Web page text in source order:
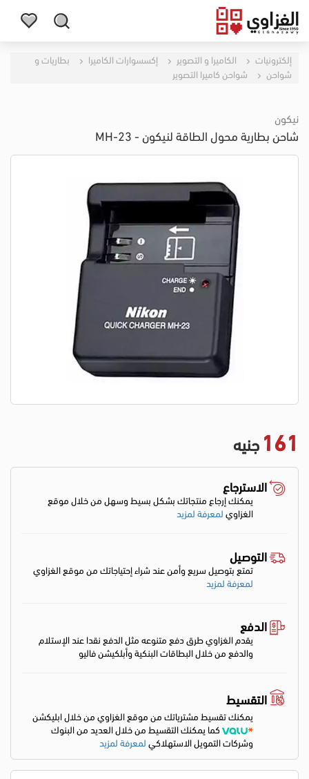
إلكترونيات الكاميرا و التصوير إكسسوارات الكاميرا
بطاريات و
شواحن
شواحن كاميرا التصوير
نيكون
شاحن بطارية محول الطاقة لنيكون - MH-23
161 جنيه
الاسترجاع
يمكنك إرجاع منتجاتك بشكل بسيط وسهل من خلال موقع
الغزاويلمعرفة لمزيد
التوصيل
تمتع بتوصيل سريع وأمن عند شراء إحتياجاتك من موقع الغزاوي
لمعرفة لمزيد
الدفع
يقدم الغزاوي طرق دفع متنوعه مثل الدفع نقدا عند الإستلام
والدفع من خلال البطاقات البنكية وأبلكيشن فاليو
التقسيط
يمكنك تقسيط مشترياتك من موقع الغزاوي من خلال ابليكشن
كما يمكنك التقسيط من خلال العديد من البنوك
وشركات التمويل الاستهلاكيلمعرفة لمزيد